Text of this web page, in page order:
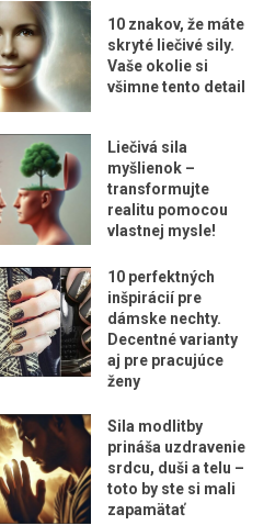
10 znakov, že máte
skryté liečivé sily.
Vaše okolie si
všimne tento detail
Liečivá sila
myšlienok –
transformujte
realitu pomocou
vlastnej mysle!
10 perfektných
inšpirácií pre
dámske nechty.
Decentné varianty
aj pre pracujúce
ženy
Sila modlitby
prináša uzdravenie
srdcu, duši a telu –
toto by ste si mali
zapamätať